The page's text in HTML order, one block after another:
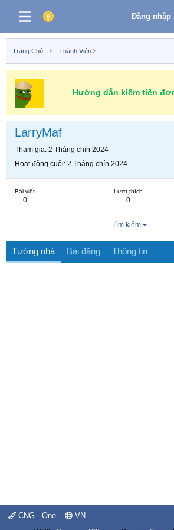
Đăng nhập
Trang Chủ Thành Viên
Hướng dẫn kiếm tiền
LarryMaf
Tham gia 2 Tháng chín 2024
Hoạt động cuối 2 Tháng chín 2024
Bài viết
0
Lượt thích
0
Tìm kiếm
Tường nhà Bài đăng Thông tin
CNG - One VN